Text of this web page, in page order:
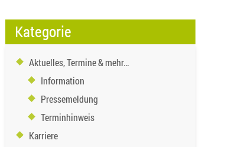
Kategorie
Aktuelles, Termine & mehr…
Information
Pressemeldung
Terminhinweis
Karriere